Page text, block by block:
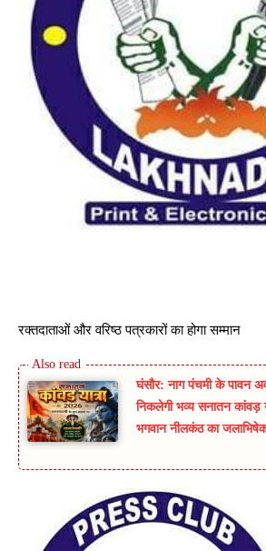
रक्तदाताओं और वरिष्ठ पत्रकारों का होगा सम्मान
घंसौर: नाग पंचमी के पावन
निकलेगी भव्य सनातन कांवड़
भगवान नीलकंठ का